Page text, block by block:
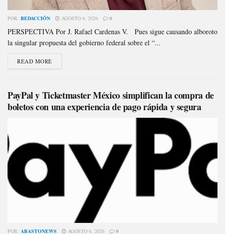
POR: REDACCIÓN AGOSTO 6, 2026 0
PERSPECTIVA Por J. Rafael Cardenas V. Pues sigue causando alboroto
la singular propuesta del gobierno federal sobre el “...
READ MORE
PayPal y Ticketmaster México simplifican la compra de
boletos con una experiencia de pago rápida y segura
POR: ABASTONEWS AGOSTO 6, 2026 0